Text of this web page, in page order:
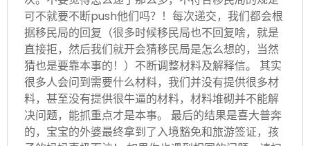
可不就要不断push他们吗？！每次递交，我们都会根
据移民局的回复（很多时候移民局也不回复啥，就是
直接拒，然后我们就开会猜移民局是怎么想的，当然
猜也是要靠本事的！）不断调整材料及解释信。 其实
很多人会问到需要什么材料，我们并没有提供很多材
料，甚至没有提供很牛逼的材料，材料堆砌并不能解
决问题，能抓重点才是本事。 最后的结果是喜大普奔
的，宝宝的外婆最终拿到了入境豁免和旅游签证，孩